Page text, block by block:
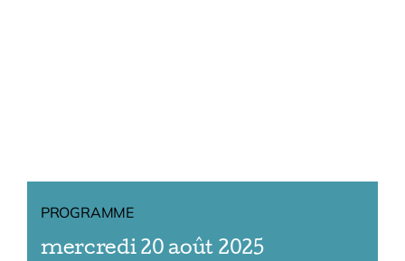
PROGRAMME
mercredi 20 août 2025